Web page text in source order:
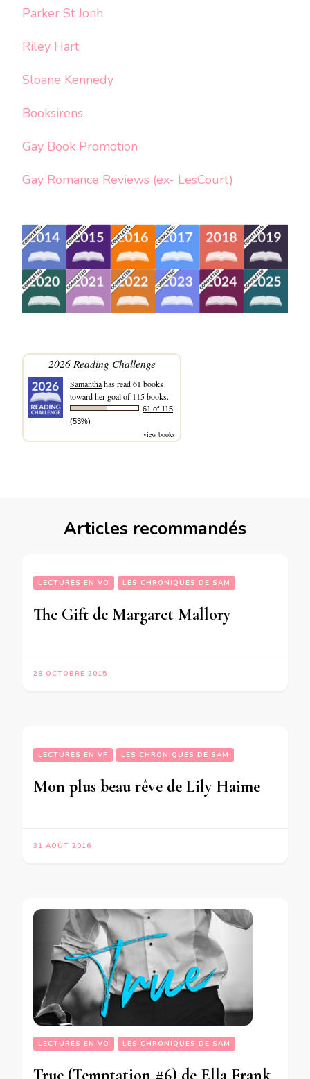
Parker St Jonh
Riley Hart
Sloane Kennedy
Booksirens
Gay Book Promotion
Gay Romance Reviews (ex- LesCourt)
2026 Reading Challenge
Samanthahas read 61 books
toward her goal of 115 books.
61 of 115
(53%)
view books
Articles recommandés
LECTURES EN VO LES CHRONIQUES DE SAM
The Gift de Margaret Mallory
28 OCTOBRE 2015
LECTURES EN VF LES CHRONIQUES DE SAM
Mon plus beau rêve de Lily Haime
31 AOÛT 2016
LECTURES EN VO LES CHRONIQUES DE SAM